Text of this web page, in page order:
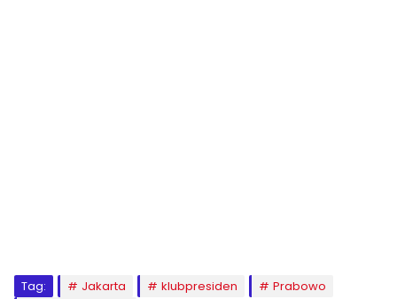
Tag: Jakarta klubpresiden
Prabowo